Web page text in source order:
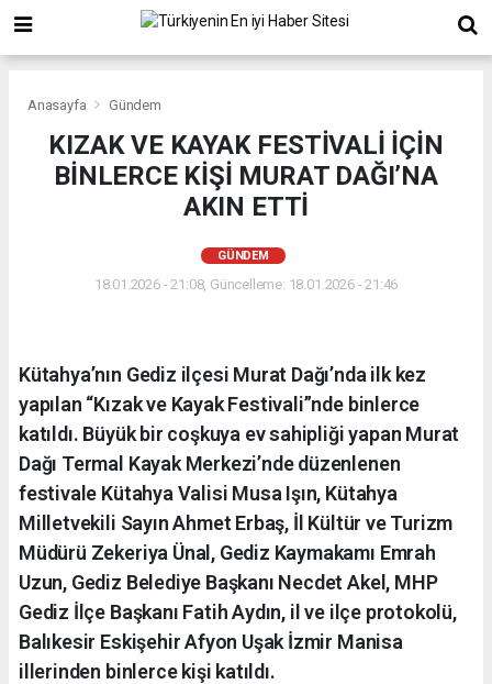
Anasayfa Gündem
KIZAK VE KAYAK FESTİVALİ İÇİN
BİNLERCE KİŞİ MURAT DAĞI’NA
AKIN ETTİ
GÜNDEM
18.01.2026 - 21:08, Güncelleme: 18.01.2026 - 21:46
Kütahya’nın Gediz ilçesi Murat Dağı’nda ilk kez
yapılan “Kızak ve Kayak Festivali”nde binlerce
katıldı. Büyük bir coşkuya ev sahipliği yapan Murat
Dağı Termal Kayak Merkezi’nde düzenlenen
festivale Kütahya Valisi Musa Işın, Kütahya
Milletvekili Sayın Ahmet Erbaş, İl Kültür ve Turizm
Müdürü Zekeriya Ünal, Gediz Kaymakamı Emrah
Uzun, Gediz Belediye Başkanı Necdet Akel, MHP
Gediz İlçe Başkanı Fatih Aydın, il ve ilçe protokolü,
Balıkesir Eskişehir Afyon Uşak İzmir Manisa
illerinden binlerce kişi katıldı.